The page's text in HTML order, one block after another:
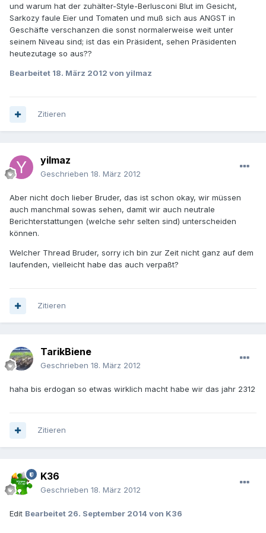
und warum hat der zuhälter-Style-Berlusconi Blut im Gesicht,
Sarkozy faule Eier und Tomaten und muß sich aus ANGST in
Geschäfte verschanzen die sonst normalerweise weit unter
seinem Niveau sind; ist das ein Präsident, sehen Präsidenten
heutezutage so aus??
Bearbeitet 18. März 2012 von yilmaz
Zitieren
yilmaz
Geschrieben 18. März 2012
Aber nicht doch lieber Bruder, das ist schon okay, wir müssen
auch manchmal sowas sehen, damit wir auch neutrale
Berichterstattungen (welche sehr selten sind) unterscheiden
können.
Welcher Thread Bruder, sorry ich bin zur Zeit nicht ganz auf dem
laufenden, vielleicht habe das auch verpaßt?
Zitieren
TarikBiene
Geschrieben 18. März 2012
haha bis erdogan so etwas wirklich macht habe wir das jahr 2312
Zitieren
K36
Geschrieben 18. März 2012
Edit Bearbeitet 26. September 2014 von K36